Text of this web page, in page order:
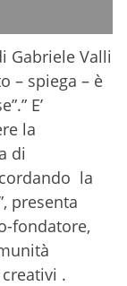
Gabriele Valli
– spiega – è
E’
la
di
la
presenta
fondatore,
.